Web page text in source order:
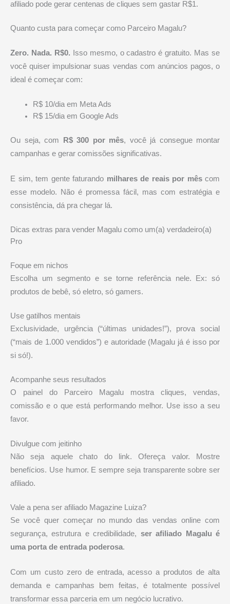
afiliado pode gerar centenas de cliques sem gastar R$1.
Quanto custa para começar como Parceiro Magalu?
Zero. Nada. R$0. Isso mesmo, o cadastro é gratuito. Mas se
você quiser impulsionar suas vendas com anúncios pagos, o
ideal é começar com:
R$ 10/dia em Meta Ads
R$ 15/dia em Google Ads
Ou seja, com R$ 300 por mês, você já consegue montar
campanhas e gerar comissões significativas.
E sim, tem gente faturando milhares de reais por mêscom
esse modelo. Não é promessa fácil, mas com estratégia e
consistência, dá pra chegar lá.
Dicas extras para vender Magalu como um(a) verdadeiro(a)
Pro
Foque em nichos
Escolha um segmento e se torne referência nele. Ex: só
produtos de bebê, só eletro, só gamers.
Use gatilhos mentais
Exclusividade, urgência (“últimas unidades!”), prova social
(“mais de 1.000 vendidos”) e autoridade (Magalu já é isso por
si só!).
Acompanhe seus resultados
O painel do Parceiro Magalu mostra cliques, vendas,
comissão e o que está performando melhor. Use isso a seu
favor.
Divulgue com jeitinho
Não seja aquele chato do link. Ofereça valor. Mostre
benefícios. Use humor. E sempre seja transparente sobre ser
afiliado.
Vale a pena ser afiliado Magazine Luiza?
Se você quer começar no mundo das vendas online com
segurança, estrutura e credibilidade, ser afiliado Magalu é
uma porta de entrada poderosa.
Com um custo zero de entrada, acesso a produtos de alta
demanda e campanhas bem feitas, é totalmente possível
transformar essa parceria em um negócio lucrativo.